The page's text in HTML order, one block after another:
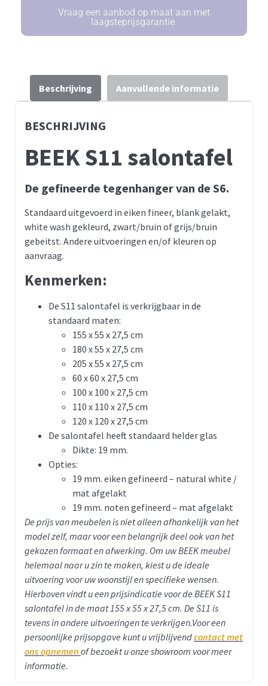
Vraag een aanbod op maat aan met
laagsteprijsgarantie.
Beschrijving Aanvullende informatie
BESCHRIJVING
BEEK S11 salontafel
De gefineerde tegenhanger van de S6.
Standaard uitgevoerd in eiken fineer, blank gelakt,
white wash gekleurd, zwart/bruin of grijs/bruin
gebeitst. Andere uitvoeringen en/of kleuren op
aanvraag.
Kenmerken:
De S11 salontafel is verkrijgbaar in de
standaard maten:
155 x 55 x 27,5 cm
180 x 55 x 27,5 cm
205 x 55 x 27,5 cm
60 x 60 x 27,5 cm
100 x 100 x 27,5 cm
110 x 110 x 27,5 cm
120 x 120 x 27,5 cm
De salontafel heeft standaard helder glas
Dikte: 19 mm.
Opties:
19 mm. eiken gefineerd – natural white /
mat afgelakt
19 mm. noten gefineerd – mat afgelakt
De prijs van meubelen is niet alleen afhankelijk van het
model zelf, maar voor een belangrijk deel ook van het
gekozen formaat en afwerking. Om uw BEEK meubel
helemaal naar u zin te maken, kiest u de ideale
uitvoering voor uw woonstijl en specifieke wensen.
Hierboven vindt u een prijsindicatie voor de BEEK S11
salontafel in de maat 155 x 55 x 27,5 cm. De S11 is
tevens in andere uitvoeringen te verkrijgen.Voor een
persoonlijke prijsopgave kunt u vrijblijvendcontact met
ons opnemen of bezoekt u onze showroom voor meer
informatie.